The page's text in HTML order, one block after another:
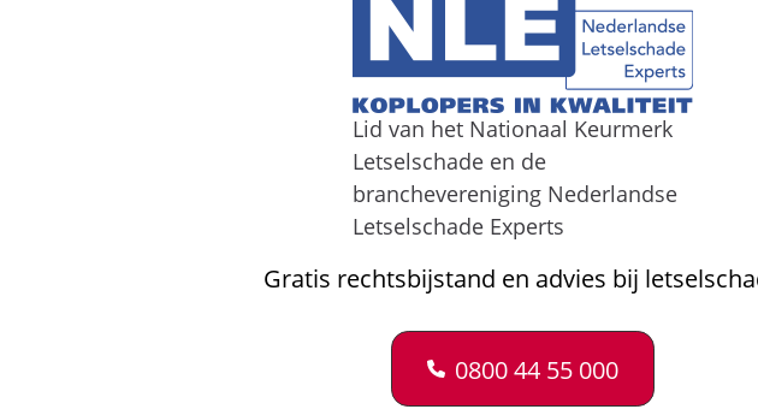
Lid van het Nationaal Keurmerk
Letselschade en de
branchevereniging Nederlandse
Letselschade Experts
Gratis rechtsbijstand en advies bij
0800 44 55 000